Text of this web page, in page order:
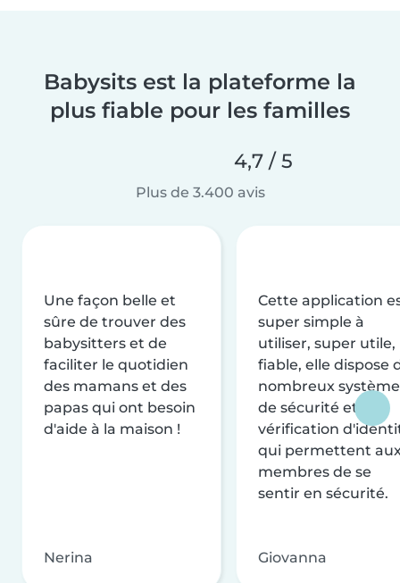
Babysits est la plateforme la
plus fiable pour les familles
4,7 / 5
Plus de 3.400 avis
Une façon belle et
sûre de trouver des
babysitters et de
faciliter le quotidien
des mamans et des
papas qui ont besoin
d'aide à la maison !
Nerina
Cette application
super simple à
utiliser, super utile,
fiable, elle dispose
nombreux
de sécurité et de
vérification
qui permettent
membres de se
sentir en sécurité.
Giovanna